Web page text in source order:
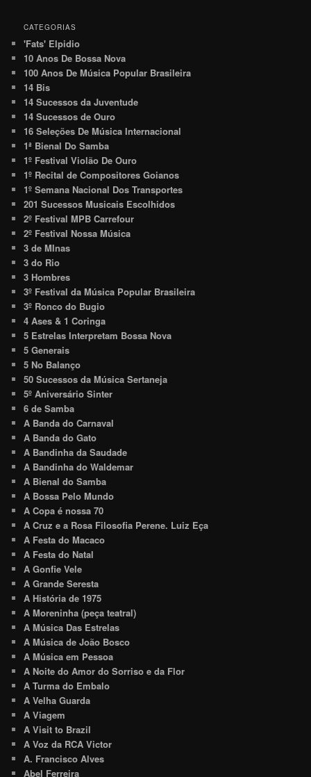
CATEGORIAS
'Fats' Elpidio
10 Anos De Bossa Nova
100 Anos De Música Popular Brasileira
14 Bis
14 Sucessos da Juventude
14 Sucessos de Ouro
16 Seleções De Música Internacional
1ª Bienal Do Samba
1º Festival Violão De Ouro
1º Recital de Compositores Goianos
1º Semana Nacional Dos Transportes
201 Sucessos Musicais Escolhidos
2º Festival MPB Carrefour
2º Festival Nossa Música
3 de MInas
3 do Rio
3 Hombres
3º Festival da Música Popular Brasileira
3º Ronco do Bugio
4 Ases & 1 Coringa
5 Estrelas Interpretam Bossa Nova
5 Generais
5 No Balanço
50 Sucessos da Música Sertaneja
5º Aniversário Sinter
6 de Samba
A Banda do Carnaval
A Banda do Gato
A Bandinha da Saudade
A Bandinha do Waldemar
A Bienal do Samba
A Bossa Pelo Mundo
A Copa é nossa 70
A Cruz e a Rosa Filosofia Perene. Luiz Eça
A Festa do Macaco
A Festa do Natal
A Gonfie Vele
A Grande Seresta
A História de 1975
A Moreninha (peça teatral)
A Música Das Estrelas
A Música de João Bosco
A Música em Pessoa
A Noite do Amor do Sorriso e da Flor
A Turma do Embalo
A Velha Guarda
A Viagem
A Visit to Brazil
A Voz da RCA Victor
A. Francisco Alves
Abel Ferreira